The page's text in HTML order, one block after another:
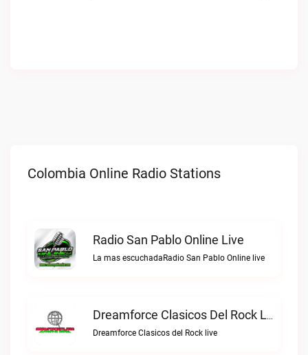
Colombia Online Radio Stations
Radio San Pablo Online Live
La mas escuchadaRadio San Pablo Online live
Dreamforce Clasicos Del Rock Live
Dreamforce Clasicos del Rock live